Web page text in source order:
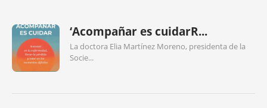
‘Acompañar es cuidarR...
La doctora Elia Martínez Moreno, presidenta de la
Socie...